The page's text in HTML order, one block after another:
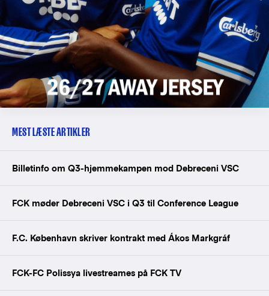
MEST LÆSTE ARTIKLER
Billetinfo om Q3-hjemmekampen mod Debreceni VSC
FCK møder Debreceni VSC i Q3 til Conference League
F.C. København skriver kontrakt med Ákos Markgráf
FCK-FC Polissya livestreames på FCK TV